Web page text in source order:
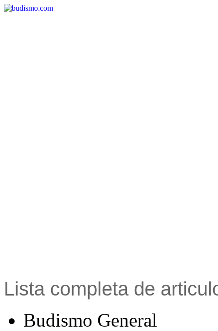
Lista completa de
Budismo General